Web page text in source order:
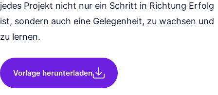
jedes Projekt nicht nur ein Schritt in Richtung Erfolg
ist, sondern auch eine Gelegenheit, zu wachsen und
zu lernen.
Vorlage herunterladen